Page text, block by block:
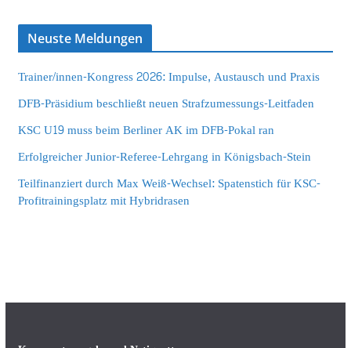
Neuste Meldungen
Trainer/innen-Kongress 2026: Impulse, Austausch und Praxis
DFB-Präsidium beschließt neuen Strafzumessungs-Leitfaden
KSC U19 muss beim Berliner AK im DFB-Pokal ran
Erfolgreicher Junior-Referee-Lehrgang in Königsbach-Stein
Teilfinanziert durch Max Weiß-Wechsel: Spatenstich für KSC-
Profitrainingsplatz mit Hybridrasen